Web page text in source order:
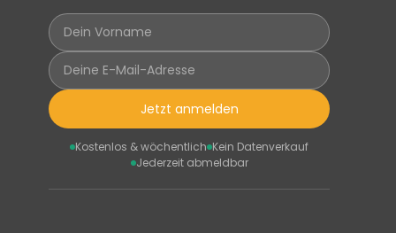
Jetzt anmelden
Kostenlos & wöchentlich Kein Datenverkauf
Jederzeit abmeldbar